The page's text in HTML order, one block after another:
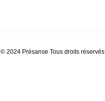
© 2024 Présanse Tous droits réservés